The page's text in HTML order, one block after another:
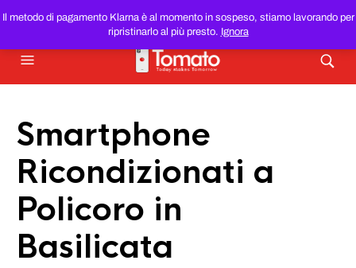
Il metodo di pagamento Klarna è al momento in sospeso, stiamo lavorando per
ripristinarlo al più presto. Ignora
SMARTPHONE E TABLET RICONDIZIONATIAL MIGLIOR
PREZZO DEL WEB!
Smartphone
Ricondizionati a
Policoro in
Basilicata